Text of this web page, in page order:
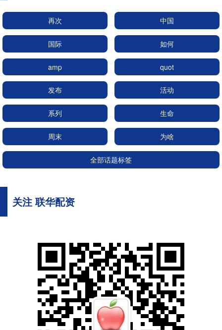
再次 中国
国际 如何
amp quot
发布 活动
系列 生命
周末 为啥
全部话题标签
关注 联华配资